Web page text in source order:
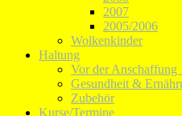
2007
2005/2006
Wolkenkinder
Haltung
Vor der
Gesundheit &
Zubehör
Kurse/Termine